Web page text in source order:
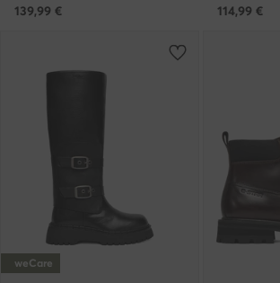
139,99 € 114,99 €
weCare